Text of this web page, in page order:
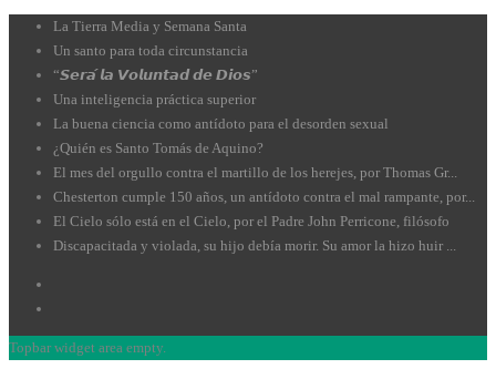
La Tierra Media y Semana Santa
Un santo para toda circunstancia
“𝙎𝙚𝙧𝙖́ 𝙡𝙖 𝙑𝙤𝙡𝙪𝙣𝙩𝙖𝙙 𝙙𝙚 𝘿𝙞𝙤𝙨”
Una inteligencia práctica superior
La buena ciencia como antídoto para el desorden sexual
¿Quién es Santo Tomás de Aquino?
El mes del orgullo contra el martillo de los herejes, por Thomas Gr...
Chesterton cumple 150 años, un antídoto contra el mal rampante, por...
El Cielo sólo está en el Cielo, por el Padre John Perricone, filósofo
Discapacitada y violada, su hijo debía morir. Su amor la hizo huir ...
Topbar widget area empty.